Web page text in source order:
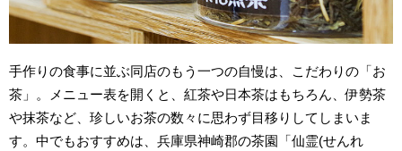
手作りの食事に並ぶ同店のもう一つの自慢は、こだわりの「お
茶」。メニュー表を開くと、紅茶や日本茶はもちろん、伊勢茶
や抹茶など、珍しいお茶の数々に思わず目移りしてしまいま
す。中でもおすすめは、兵庫県神崎郡の茶園「仙霊(せんれ